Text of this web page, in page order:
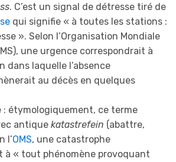
. C’est un signal de détresse tiré de
qui signifie « à toutes les stations :
». Selon l’Organisation Mondiale
une urgence correspondrait à
dans laquelle l’absence
au décès en quelques
: étymologiquement, ce terme
antique katastrefein (abattre,
l’OMS, une catastrophe
à « tout phénomène provoquant